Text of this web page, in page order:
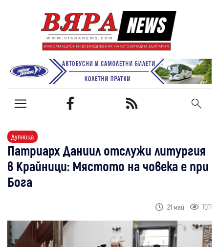
Дупница
Патриарх Даниил отслужи литургия
в Крайници: Мястото на човека е при
Бога
21 май 1011